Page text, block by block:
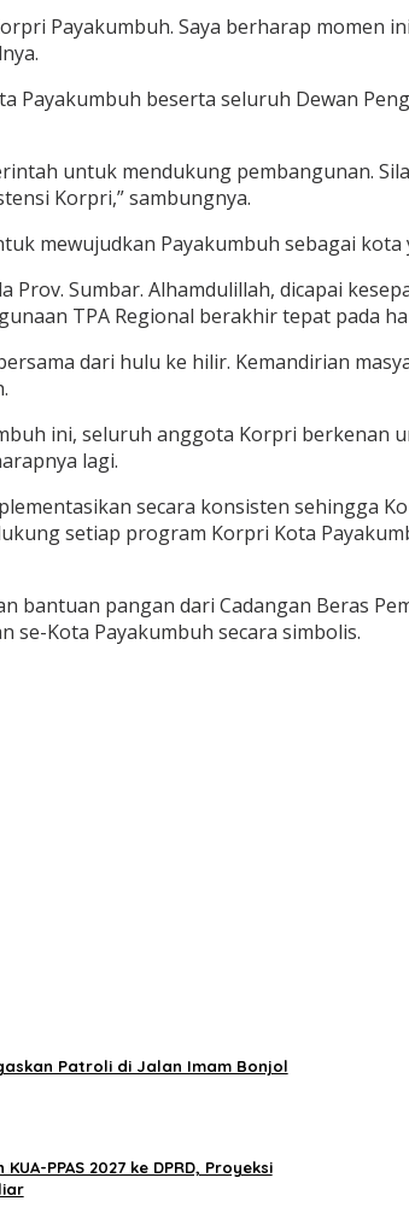
Payakumbuh. Saya berharap momen
Payakumbuh beserta seluruh Dewan
untuk mendukung pembangunan.
Korpri,” sambungnya.
mewujudkan Payakumbuh sebagai kota
Sumbar. Alhamdulillah, dicapai
TPA Regional berakhir tepat pada
dari hulu ke hilir. Kemandirian
ini, seluruh anggota Korpri berkenan
lagi.
secara konsisten sehingga
setiap program Korpri Kota
pangan dari Cadangan Beras
se-Kota Payakumbuh secara simbolis.
Patroli di Jalan Imam Bonjol
PPAS 2027 ke DPRD, Proyeksi